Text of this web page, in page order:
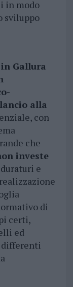
in modo
sviluppo
Gallura
alla
con
che
investe
e
di
certi,
ed
differenti